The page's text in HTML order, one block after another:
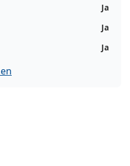
Ja
Ja
Ja